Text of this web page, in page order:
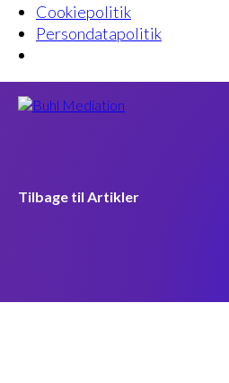
Cookiepolitik
Persondatapolitik
Tilbage til Artikler